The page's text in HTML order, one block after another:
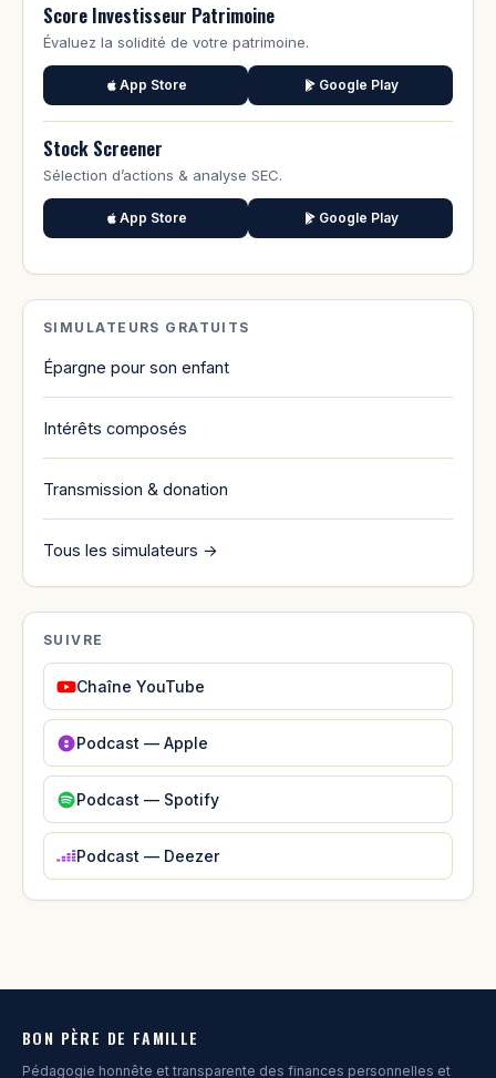
Score Investisseur Patrimoine
Évaluez la solidité de votre patrimoine.
App Store Google Play
Stock Screener
Sélection d’actions & analyse SEC.
App Store Google Play
SIMULATEURS GRATUITS
Épargne pour son enfant
Intérêts composés
Transmission & donation
Tous les simulateurs →
SUIVRE
Chaîne YouTube
Podcast — Apple
Podcast — Spotify
Podcast — Deezer
BON PÈRE DE FAMILLE
Pédagogie honnête et transparente des finances personnelles et